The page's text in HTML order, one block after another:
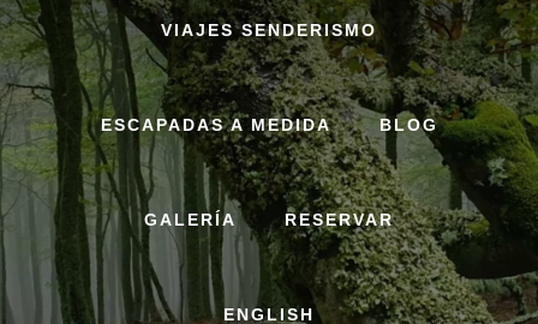
VIAJES SENDERISMO
ESCAPADAS A MEDIDA BLOG
GALERÍA RESERVAR
ENGLISH